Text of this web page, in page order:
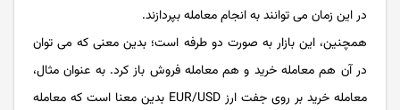
در این زمان می توانند به انجام معامله بپردازند.
همچنین، این بازار به صورت دو طرفه است؛ بدین معنی که می توان
در آن هم معامله خرید و هم معامله فروش باز کرد. به عنوان مثال،
معامله خرید بر روی جفت ارز EUR/USD بدین معنا است که معامله